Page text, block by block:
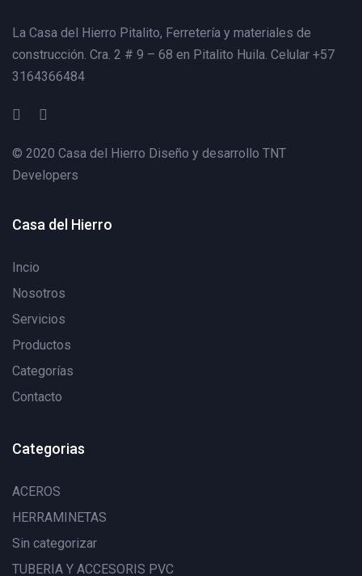
La Casa del Hierro Pitalito, Ferretería y materiales de
construcción. Cra. 2 # 9 – 68 en Pitalito Huila. Celular +57
3164366484
© 2020 Casa del Hierro Diseño y desarrollo TNT
Developers
Casa del Hierro
Incio
Nosotros
Servicios
Productos
Categorías
Contacto
Categorias
ACEROS
HERRAMINETAS
Sin categorizar
TUBERIA Y ACCESORIS PVC